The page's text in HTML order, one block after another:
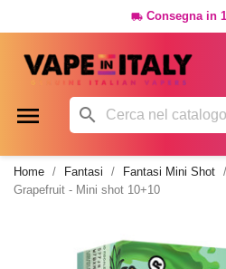
 Consegna in
 
Home Fantasi Fantasi Mini Shot
Grapefruit - Mini shot 10+10